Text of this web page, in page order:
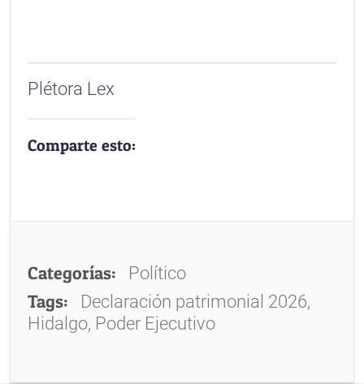
Plétora Lex
Comparte esto:
Categorías: Político
Tags:
Declaración patrimonial 2026,
Hidalgo, Poder Ejecutivo